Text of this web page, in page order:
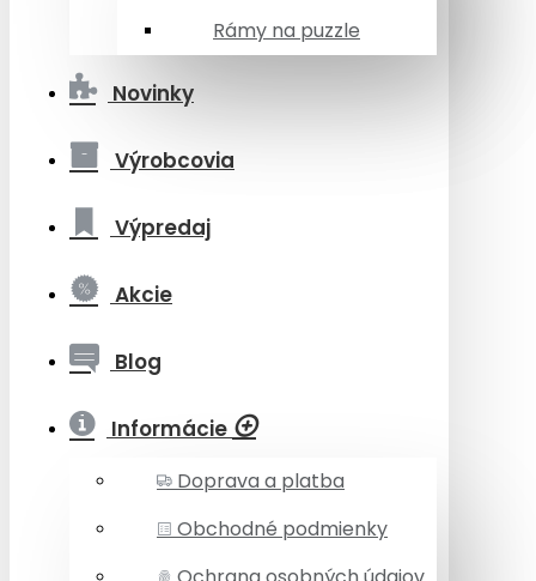
Rámy na puzzle
Novinky
Výrobcovia
Výpredaj
Akcie
Blog
Informácie
Doprava a platba
Obchodné podmienky